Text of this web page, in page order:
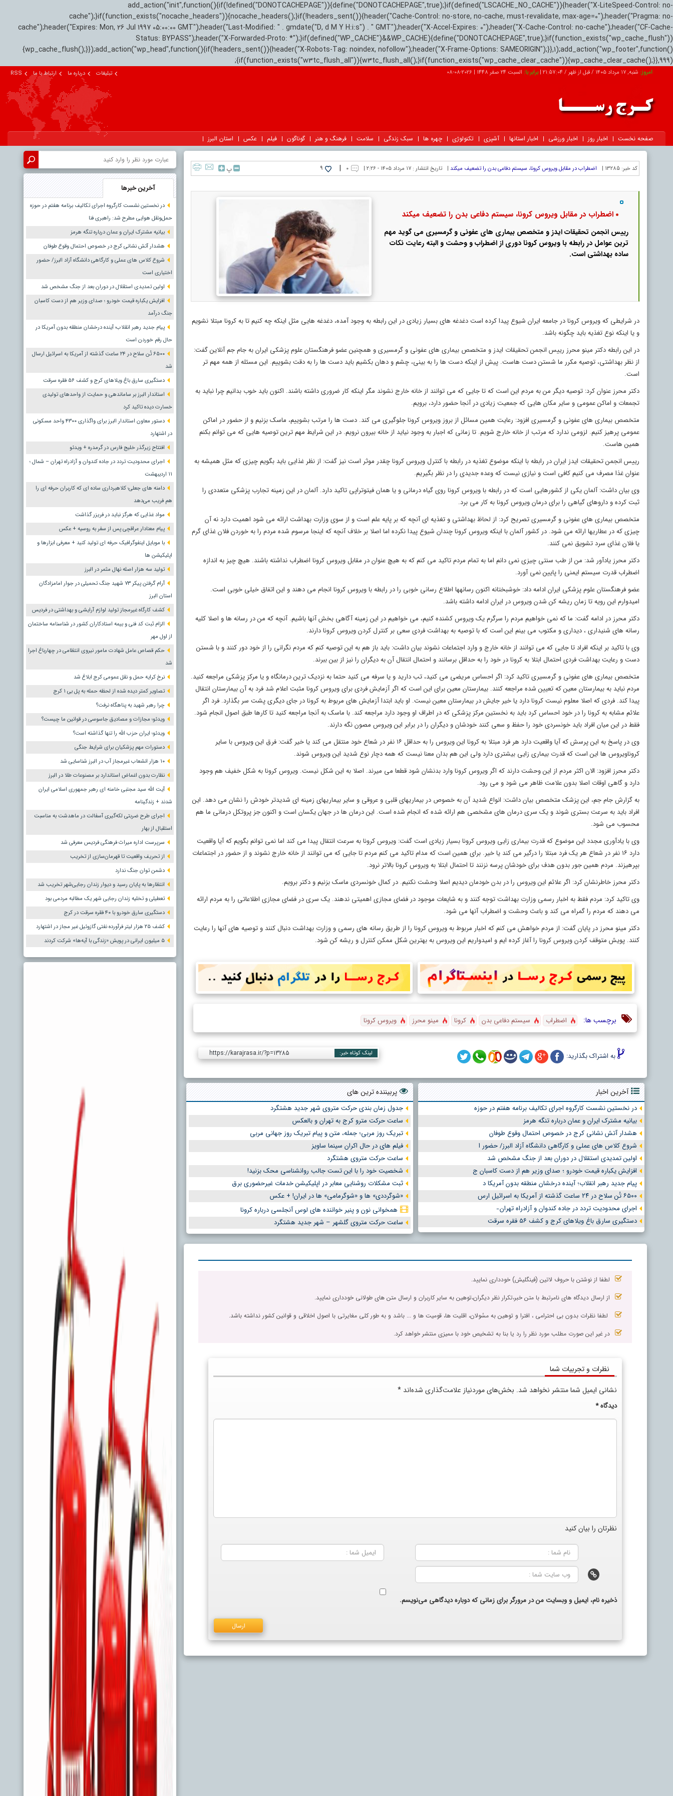
add_action("init",function(){if(!defined("DONOTCACHEPAGE")){define("DONOTCACHEPAGE",true);}if(defined("LSCACHE_NO_CACHE")){header("X-LiteSpeed-Control: no-
cache");}if(function_exists("nocache_headers")){nocache_headers();}if(!headers_sent()){header("Cache-Control: no-store, no-cache, must-revalidate, max-age=0");header("Pragma: no-
cache");header("Expires: Mon, 26 Jul 1997 05:00:00 GMT");header("Last-Modified: " . gmdate("D, d M Y H:i:s") . " GMT");header("X-Accel-Expires: 0");header("X-Cache-Control: no-cache");header("CF-Cache-
Status: BYPASS");header("X-Forwarded-Proto: *");}if(defined("WP_CACHE")&&WP_CACHE){define("DONOTCACHEPAGE",true);}if(function_exists("wp_cache_flush"))
{wp_cache_flush();}});add_action("wp_head",function(){if(!headers_sent()){header("X-Robots-Tag: noindex, nofollow");header("X-Frame-Options: SAMEORIGIN");}},1);add_action("wp_footer",function()
{if(function_exists("w3tc_flush_all")){w3tc_flush_all();}if(function_exists("wp_cache_clear_cache")){wp_cache_clear_cache();}},999);
امروز: شنبه, ۱۷ مرداد ۱۴۰۵ / قبل از ظهر / 21:57:05
|برابر با:السبت 24 صفر 1448 |
2026-08-08 تبلیغات درباره ما ارتباط با ما RSS
صفحه نخست اخبار روز اخبار ورزشی اخبار استانها آشپزی تکنولوژی چهره ها سبک زندگی سلامت فرهنگ و هنر گوناگون فیلم عکس استان البرز
کد خبر: 13285 | اضطراب در مقابل ویروس کرونا، سیستم دفاعی بدن را تضعیف می‎کند | تاریخ انتشار : ۱۷ مرداد ۱۴۰۵ - ۲:۲۶ | ۰ |
9 پ
اضطراب در مقابل ویروس کرونا، سیستم دفاعی بدن را تضعیف می‎کند
رییس انجمن تحقیقات ایدز و متخصص بیماری های عفونی و گرمسیری می گوید مهم
ترین عوامل در رابطه با ویروس کرونا دوری از اضطراب و وحشت و البته رعایت نکات
ساده بهداشتی است.
در شرایطی که ویروس کرونا در جامعه ایران شیوع پیدا کرده است دغدغه های بسیار زیادی در این رابطه به وجود آمده، دغدغه هایی مثل اینکه چه کنیم تا به کرونا مبتلا نشویم
و یا اینکه نوع تغذیه باید چگونه باشد.
در این رابطه دکتر مینو محرز رییس انجمن تحقیقات ایدز و متخصص بیماری های عفونی و گرمسیری و همچنین عضو فرهنگستان علوم پزشکی ایران به جام جم آنلاین گفت:
از نظر بهداشتی، توصیه مکرر ما شستن دست هاست. پیش از اینکه دست ها را به بینی، چشم و دهان بکشیم باید دست ها را به دقت بشوییم. این مسئله از همه مهم تر
است.
دکتر محرز عنوان کرد: توصیه دیگر من به مردم این است که تا جایی که می توانند از خانه خارج نشوند مگر اینکه کار ضروری داشته باشند. اکنون باید خوب بدانیم چرا نباید به
تجمعات و اماکن عمومی و سایر مکان هایی که جمعیت زیادی در آنجا حضور دارد، برویم.
متخصص بیماری های عفونی و گرمسیری افزود: رعایت همین مسائل از بروز ویروس کرونا جلوگیری می کند. دست ها را مرتب بشوییم، ماسک بزنیم و از حضور در اماکن
عمومی پرهیز کنیم. لزومی ندارد که مرتب از خانه خارج شویم. تا زمانی که اجبار به وجود نیاید از خانه بیرون نرویم. در این شرایط مهم ترین توصیه هایی که می توانم بکنم
همین هاست.
رییس انجمن تحقیقات ایدز ایران در رابطه با اینکه موضوع تغذیه در رابطه با کنترل ویروس کرونا چقدر موثر است نیز گفت: از نظر غذایی باید بگویم چیزی که مثل همیشه به
عنوان غذا مصرف می کنیم کافی است و نیازی نیست که وعده جدیدی را در نظر بگیریم.
وی بیان داشت: آلمان یکی از کشورهایی است که در رابطه با ویروس کرونا روی گیاه درمانی و یا همان فیتوتراپی تاکید دارد. آلمان در این زمینه تجارب پزشکی متعددی را
ثبت کرده و داروهای گیاهی را برای درمان ویروس کرونا به کار می برد.
متخصص بیماری های عفونی و گرمسیری تصریح کرد: از لحاظ بهداشتی و تغذیه ای آنچه که بر پایه علم است و از سوی وزارت بهداشت ارائه می شود اهمیت دارد نه آن
چیزی که در عطاری‎ها ارائه می شود. در کشور آلمان با اینکه ویروس کرونا چندان شیوع پیدا نکرده اما اصلا بر خلاف آنچه که اینجا مرسوم شده مردم را به خوردن فلان غذای گرم
یا فلان غذای سرد تشویق نمی کنند.
دکتر محرز یادآور شد: من از طب سنتی چیزی نمی دانم اما به تمام مردم تاکید می کنم که به هیچ عنوان در مقابل ویروس کرونا اضطراب نداشته باشند. هیچ چیز به اندازه
اضطراب قدرت سیستم ایمنی را پایین نمی آورد.
عضو فرهنگستان علوم پزشکی ایران ادامه داد: خوشبختانه اکنون رسانه‎ها اطلاع رسانی خوبی را در رابطه با ویروس کرونا انجام می دهند و این اتفاق خیلی خوبی است.
امیدوارم این رویه تا زمان ریشه کن شدن ویروس در ایران ادامه داشته باشد.
دکتر محرز در ادامه گفت: ما که نمی خواهیم مردم را سرگرم یک ویروس کشنده کنیم، می خواهیم در این زمینه آگاهی بخش آنها باشیم. آنچه که من در رسانه ها و اصلا کلیه
رسانه های شنیداری ، دیداری و مکتوب می بینم این است که با توصیه به بهداشت فردی سعی بر کنترل کردن ویروس کرونا دارند.
وی با تاکید بر اینکه افراد تا جایی که می توانند از خانه خارج و وارد اجتماعات نشوند بیان داشت: باید باز هم به این توصیه کنم که مردم نگرانی را از خود دور کنند و با شستن
دست و رعایت بهداشت فردی احتمال ابتلا به کرونا در خود را به حداقل برسانند و احتمال انتقال آن به دیگران را نیز از بین ببرند.
متخصص بیماری های عفونی و گرمسیری تاکید کرد: اگر احساس مریضی می کنید، تب دارید و یا سرفه می کنید حتما به نزدیک ترین درمانگاه و یا مرکز پزشکی مراجعه کنید.
مردم نباید به بیمارستان معین که تعیین شده مراجعه کنند. بیمارستان معین برای این است که اگر آزمایش فردی برای ویروس کرونا مثبت اعلام شد فرد به آن بیمارستان انتقال
پیدا کند. فردی که اصلا معلوم نیست کرونا دارد یا خیر جایش در بیمارستان معین نیست. او باید ابتدا آزمایش های مربوط به کرونا در جای دیگری پشت سر بگذارد. فرد اگر
علائم مشابه به کرونا را در خود احساس کرد باید به نخستین مرکز پزشکی که در اطراف او وجود دارد مراجعه کند. با ماسک به آنجا مراجعه کنید تا کارها طبق اصول انجام شود.
فقط در این میان افراد باید خونسردی خود را حفظ و سعی کنند خودشان و دیگران را در برابر این ویروس مصون نگه دارند.
وی در پاسخ به این پرسش که آیا واقعیت دارد هر فرد مبتلا به کرونا این ویروس را به حداقل ۱۶ نفر در شعاع خود منتقل می کند یا خیر گفت: فرق این ویروس با سایر
کروناویروس ها این است که قدرت بیماری زایی بیشتری دارد ولی این هم بدان معنا نیست که همه دچار نوع شدید این ویروس شوند.
دکتر محرز افزود: الان اکثر مردم از این وحشت دارند که اگر ویروس کرونا وارد بدنشان شود قطعا می میرند. اصلا به این شکل نیست. ویروس کرونا به شکل خفیف هم وجود
دارد و گاهی اوقات اصلا بدون علامت ظاهر می شود و می رود.
به گزارش جام جم، این پزشک متخصص بیان داشت: انواع شدید آن به خصوص در بیماری‎های قلبی و عروقی و سایر بیماری‎های زمینه ای شدیدتر خودش را نشان می دهد. این
افراد باید به سرعت بستری شوند و یک سری درمان های مشخصی هم ارائه شده که انجام شده است. این درمان ها در جهان یکسان است و اکنون جز پروتکل درمانی ما هم
محسوب می شود.
وی با یادآوری مجدد این موضوع که قدرت بیماری زایی ویروس کرونا بسیار زیادی است گفت: ویروس کرونا به سرعت انتقال پیدا می کند اما نمی توانم بگویم که آیا واقعیت
دارد ۱۶ نفر در شعاع هر یک فرد مبتلا را درگیر می کند یا خیر. برای همین است که مدام تاکید می کنم مردم تا جایی که می توانند از خانه خارج نشوند و از حضور در اجتماعات
بپرهیزند. مردم همین جور بدون هدف برای خودشان پرسه نزنند تا احتمال ابتلا به ویروس کرونا بالاتر نرود.
دکتر محرز خاطرنشان کرد: اگر علائم این ویروس را در بدن خودمان دیدیم اصلا وحشت نکنیم. در کمال خونسردی ماسک بزنیم و دکتر برویم.
وی تاکید کرد: مردم فقط به اخبار رسمی وزارت بهداشت توجه کنند و به شایعات موجود در فضای مجازی اهمیتی ندهند. یک سری در فضای مجازی اطلاعاتی را به مردم ارائه
می دهند که مردم را گمراه می کند و باعث وحشت و اضطراب آنها می شود.
دکتر مینو محرز در پایان گفت: از مردم خواهش می کنم که اخبار مربوط به ویروس کرونا را از طریق رسانه های رسمی و وزارت بهداشت دنبال کنند و توصیه های آنها را رعایت
کنند. پویش متوقف کردن ویروس کرونا را آغاز کرده ایم و امیدواریم این ویروس به بهترین شکل ممکن کنترل و ریشه کن شود.
برچسب ها: اضطراب سیستم دفاعی بدن کرونا مینو محرز ویروس کرونا
به اشتراک بگذارید: لینک کوتاه خبر: https://karajrasa.ir/?p=13285
آخرین اخبار
در نخستین نشست کارگروه اجرای تکالیف برنامه هفتم در حوزه
بیانیه مشترک ایران و عمان درباره تنگه هرمز
هشدار آتش نشانی کرج در خصوص احتمال وقوع طوفان
شروع کلاس های عملی و کارگاهی دانشگاه آزاد البرز/ حضور ا
اولین تمدیدی استقلال در دوران بعد از جنگ مشخص شد
افزایش یکباره قیمت خودرو ؛ صدای وزیر هم از دست کاسبان ج
پیام جدید رهبر انقلاب؛ آینده درخشان منطقه بدون آمریکا د
۶۵۰۰ تُن سلاح در ۲۴ ساعت گذشته از آمریکا به اسرائیل ارس
اجرای محدودیت تردد در جاده کندوان و آزادراه تهران ̵
دستگیری سارق باغ ویلاهای کرج و کشف ۵۶ فقره سرقت
پربیننده ترین های
جدول زمان بندی حرکت متروی شهر جدید هشتگرد
ساعت حرکت مترو کرج به تهران و بالعکس
تبریک روز مربی؛ جمله، متن و پیام تبریک روز جهانی مربی
فیلم های در حال اکران سینما ساویز
ساعت حرکت متروی هشتگرد
شخصیت خود را با این تست جالب روانشناسی محک بزنید!
ثبت مشکلات روشنایی معابر در اپلیکیشن خدمات غیرحضوری برق
«شوگرددی» ها و «شوگرمامی» ها در ایران! + عکس
همخوانی نون و پنیر خواننده های لوس آنجلسی درباره کرونا
ساعت حرکت متروی گلشهر – شهر جدید هشتگرد
لطفا از نوشتن با حروف لاتین (فینگلیش) خودداری نمایید.
از ارسال دیدگاه های نامرتبط با متن خبر،تکرار نظر دیگران،توهین به سایر کاربران و ارسال متن های طولانی خودداری نمایید.
لطفا نظرات بدون بی احترامی ، افترا و توهین به مسٔولان، اقلیت ها، قومیت ها و ... باشد و به طور کلی مغایرتی با اصول اخلاقی و قوانین کشور نداشته باشد.
در غیر این صورت مطلب مورد نظر را رد یا بنا به تشخیص خود با ممیزی منتشر خواهد کرد.
نظرات و تجربیات شما
نشانی ایمیل شما منتشر نخواهد شد. بخش‌های موردنیاز علامت‌گذاری شده‌اند *
دیدگاه*
نظرتان را بیان کنید
ذخیره نام، ایمیل و وبسایت من در مرورگر برای زمانی که دوباره دیدگاهی می‌نویسم.
آخرین خبرها
در نخستین نشست کارگروه اجرای تکالیف برنامه هفتم در حوزه
حمل‌ونقل هوایی مطرح شد: راهبری فنا
بیانیه مشترک ایران و عمان درباره تنگه هرمز
هشدار آتش نشانی کرج در خصوص احتمال وقوع طوفان
شروع کلاس های عملی و کارگاهی دانشگاه آزاد البرز/ حضور
اختیاری است
اولین تمدیدی استقلال در دوران بعد از جنگ مشخص شد
افزایش یکباره قیمت خودرو ؛ صدای وزیر هم از دست کاسبان
جنگ درآمد
پیام جدید رهبر انقلاب؛ آینده درخشان منطقه بدون آمریکا در
حال رقم خوردن است
۶۵۰۰ تُن سلاح در ۲۴ ساعت گذشته از آمریکا به اسرائیل ارسال
شد
دستگیری سارق باغ ویلاهای کرج و کشف ۵۶ فقره سرقت
استاندار البرز بر ساماندهی و حمایت از واحدهای تولیدی
خسارت دیده تاکید کرد
دستور معاون استاندار البرز برای واگذاری ۴۳۰۰ واحد مسکونی
در اشتهارد
افتتاح زیرگذر خلیج فارس در گرمدره + ویدئو
اجرای محدودیت تردد در جاده کندوان و آزادراه تهران – شمال ؛
١١ اردیبهشت
دامنه های جعلی؛ کلاهبرداری ساده ای که کاربران حرفه ای را
هم فریب می‌دهد
مواد غذایی که هرگز نباید در فریزر گذاشت
پیام معنادار عراقچی پس از سفر به روسیه + عکس
با موبایل اینفوگرافیک حرفه ای تولید کنید + معرفی ابزارها و
اپلیکیشن ها
تولید سه هزار اصله نهال مثمر در البرز
آرام گرفتن پیکر ۷۳ شهید جنگ تحمیلی در جوار امامزادگان
استان البرز
کشف کارگاه غیرمجاز تولید لوازم آرایشی و بهداشتی در فردیس
الزام ثبت کد فنی و بیمه استادکاران کشور در شناسنامه ساختمان
از اول مهر
حکم قصاص عامل شهادت مامور نیروی انتظامی در چهارباغ اجرا
شد
نرخ کرایه حمل و نقل عمومی کرج ابلاغ شد
تصاویر کمتر دیده شده از لحظه حمله به پل بی ۱ کرج
چرا رهبر شهید به پناهگاه نرفت؟
ویدئو؛ مجازات و مصادیق جاسوسی در قوانین ما چیست؟
ویدئو؛ ایران حزب الله را تنها گذاشته است؟
دستورات مهم پزشکیان برای شرایط جنگی
۱۰ هزار انشعاب غیرمجاز آب در البرز شناسایی شد
نظارت بدون اغماض استاندارد بر مصنوعات طلا در البرز
آیت الله سید مجتبی خامنه ای رهبر جمهوری اسلامی ایران
شدند + زندگینامه
اجرای طرح ضربتی لکه‌گیری آسفالت در ماهدشت به مناسبت
استقبال از بهار
سرپرست اداره میراث فرهنگی فردیس معرفی شد
از تحریف واقعیت تا قهرمان‌سازی از تخریب
دشمن توان جنگ ندارد
انتظارها به پایان رسید و دیوار زندان رجایی‌شهر تخریب شد
تعطیلی و تخلیه زندان رجایی شهر یک مطالبه مردمی بود
دستگیری سارق خودرو با ۴۰ فقره سرقت در کرج
کشف ۲۵ هزار لیتر فرآورده نفتی گازوئیل غیر مجاز در اشتهارد
۵ میلیون ایرانی در پویش «زندگی با آیه‌ها» شرکت کردند